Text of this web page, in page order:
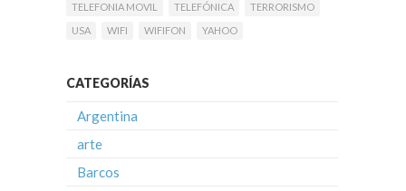
TELEFONIA MOVIL
TELEFÓNICA
TERRORISMO
USA
WIFI WIFIFON YAHOO
CATEGORÍAS
Argentina
arte
Barcos